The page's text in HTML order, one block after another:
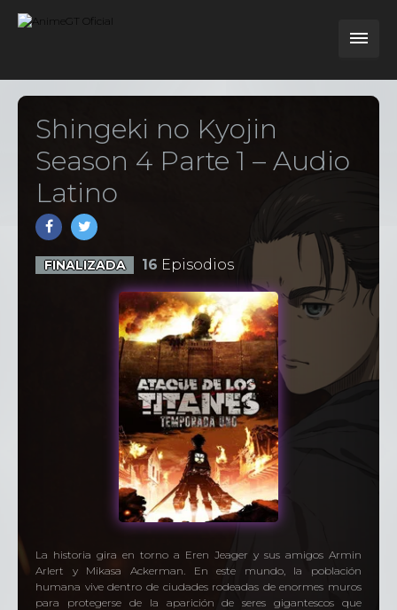
Shingeki no Kyojin
Season 4 Parte 1 – Audio
Latino
FINALIZADA 16 Episodios
La historia gira en torno a Eren Jeager y sus amigos Armin
Arlert y Mikasa Ackerman. En este mundo, la población
humana vive dentro de ciudades rodeadas de enormes muros
para protegerse de la aparición de seres gigantescos que